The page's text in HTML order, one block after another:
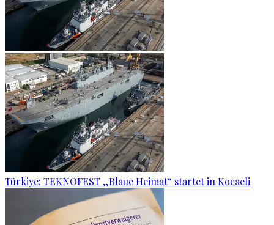
Türkiye: TEKNOFEST „Blaue Heimat“ startet in Kocaeli